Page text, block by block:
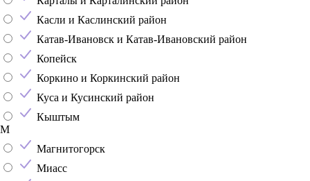
Касли и Каслинский район
Катав-Ивановск и Катав-Ивановский район
Копейск
Коркино и Коркинский район
Куса и Кусинский район
Кыштым
М
Магнитогорск
Миасс